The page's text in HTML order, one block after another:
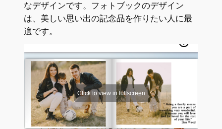
なデザインです。フォトブックのデザイン
は、美しい思い出の記念品を作りたい人に最
適です。